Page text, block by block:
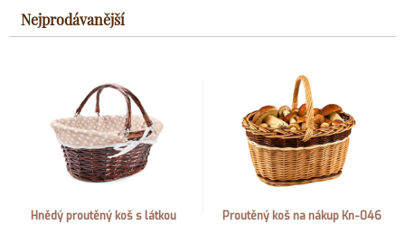
Nejprodávanější
Hnědý proutěný koš s látkou Proutěný koš na nákup Kn-046